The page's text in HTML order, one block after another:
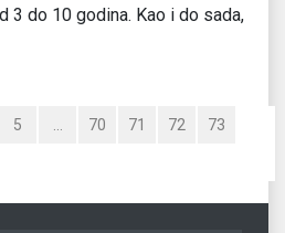
3 do 10 godina. Kao i do sada,
5 70 71 72 73